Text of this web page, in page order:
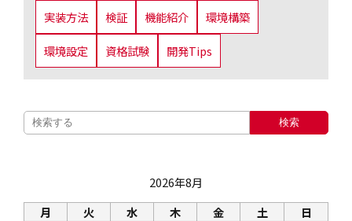
実装方法 検証 機能紹介 環境構築
環境設定 資格試験 開発Tips
検索
2026年8月
月
火 水 木 金 土 日